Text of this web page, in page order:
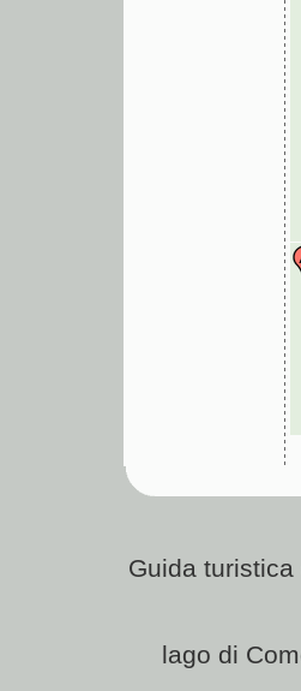
Guida turistica
lago di